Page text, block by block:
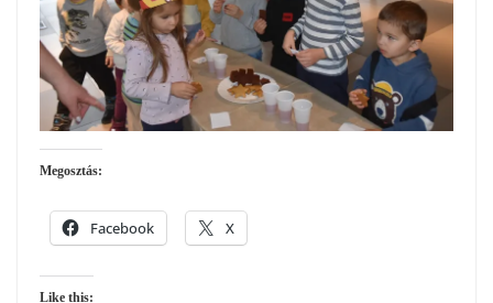
Megosztás:
Facebook X
Like this: